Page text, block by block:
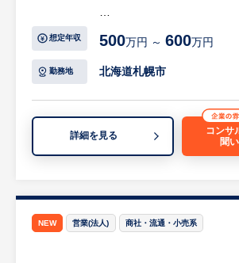
・病院へのヒアリング、要
・運用課題の分析・改善提案
・WPF（C#)、TypeScript
・SQL Serverを利用したデ
・病院へのシステム導入・
張あり）
想定年収 500万円 ～ 600万円
勤務地 北海道札幌市
詳細を見る
コンサ
聞
NEW 営業(法人) 商社・流通・小売系